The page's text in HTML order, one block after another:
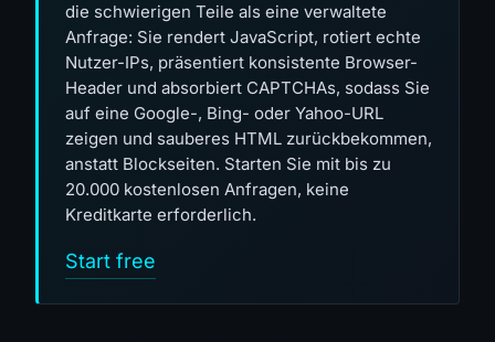
die schwierigen Teile als eine verwaltete
Anfrage: Sie rendert JavaScript, rotiert echte
Nutzer-IPs, präsentiert konsistente Browser-
Header und absorbiert CAPTCHAs, sodass Sie
auf eine Google-, Bing- oder Yahoo-URL
zeigen und sauberes HTML zurückbekommen,
anstatt Blockseiten. Starten Sie mit bis zu
20.000 kostenlosen Anfragen, keine
Kreditkarte erforderlich.
Start free